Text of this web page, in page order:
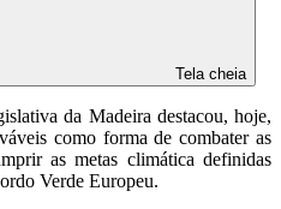
Tela cheia
da Madeira destacou, hoje,
como forma de combater as
as metas climática definidas
Verde Europeu.